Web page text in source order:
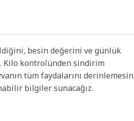
besin değerini ve günlük
Kilo kontrolünden sindirim
tüm faydalarını
bilgiler sunacağız.